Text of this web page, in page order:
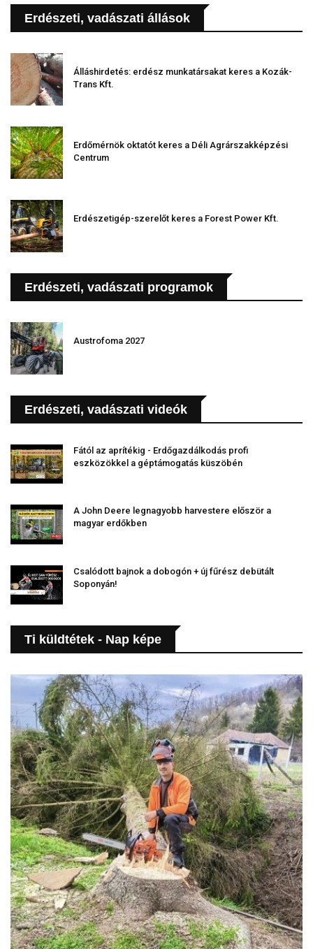
Erdészeti, vadászati állások
Álláshirdetés: erdész munkatársakat keres a Kozák-
Trans Kft.
Erdőmérnök oktatót keres a Déli Agrárszakképzési
Centrum
Erdészetigép-szerelőt keres a Forest Power Kft.
Erdészeti, vadászati programok
Austrofoma 2027
Erdészeti, vadászati videók
Fától az aprítékig - Erdőgazdálkodás profi
eszközökkel a géptámogatás küszöbén
A John Deere legnagyobb harvestere először a
magyar erdőkben
Csalódott bajnok a dobogón + új fűrész debütált
Soponyán!
Ti küldtétek - Nap képe